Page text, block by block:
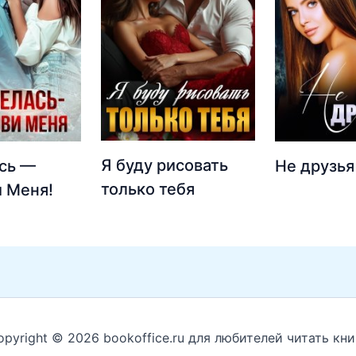
—
Меня!
Я буду рисовать
только тебя
Не друзья
© 2026 bookoffice.ru для любителей читать